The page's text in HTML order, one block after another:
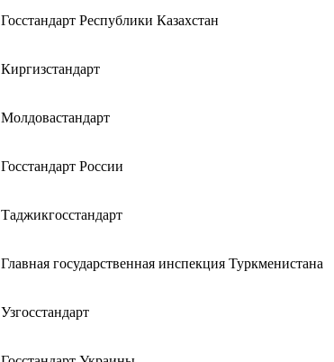
Госстандарт Республики Казахстан
Киргизстандарт
Молдовастандарт
Госстандарт России
Таджикгосстандарт
Главная государственная инспекция Туркменистана
Узгосстандарт